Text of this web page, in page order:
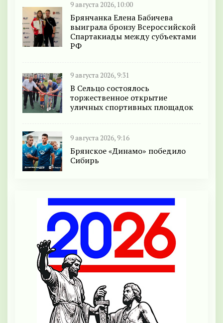
9 августа 2026, 10:00
Брянчанка Елена Бабичева
выиграла бронзу Всероссийской
Спартакиады между субъектами
РФ
9 августа 2026, 9:31
В Сельцо состоялось
торжественное открытие
уличных спортивных площадок
9 августа 2026, 9:16
Брянское «Динамо» победило
Сибирь